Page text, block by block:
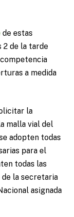
de estas
2 de la tarde
a medida
la
malla vial del
adopten todas
para el
todas las
la secretaria
asignada